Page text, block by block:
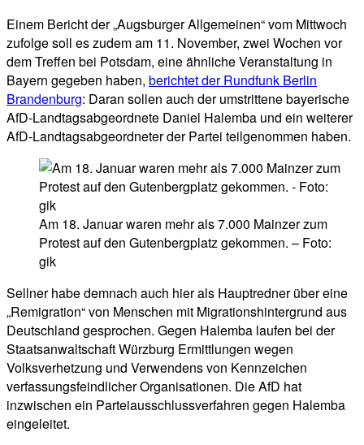
Einem Bericht der „Augsburger Allgemeinen“ vom Mittwoch
zufolge soll es zudem am 11. November, zwei Wochen vor
dem Treffen bei Potsdam, eine ähnliche Veranstaltung in
Bayern gegeben haben, berichtet der Rundfunk Berlin
Brandenburg: Daran sollen auch der umstrittene bayerische
AfD-Landtagsabgeordnete Daniel Halemba und ein weiterer
AfD-Landtagsabgeordneter der Partei teilgenommen haben.
Am 18. Januar waren mehr als 7.000 Mainzer zum
Protest auf den Gutenbergplatz gekommen. – Foto:
gik
Sellner habe demnach auch hier als Hauptredner über eine
„Remigration“ von Menschen mit Migrationshintergrund aus
Deutschland gesprochen. Gegen Halemba laufen bei der
Staatsanwaltschaft Würzburg Ermittlungen wegen
Volksverhetzung und Verwendens von Kennzeichen
verfassungsfeindlicher Organisationen. Die AfD hat
inzwischen ein Parteiausschlussverfahren gegen Halemba
eingeleitet.